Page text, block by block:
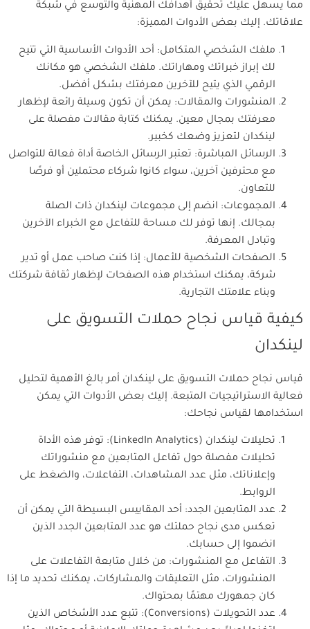
مما يسهل عليك تحقيق أهدافك المهنية والتوسع في شبكة
علاقاتك. إليك بعض الأدوات المميزة:
ملفك الشخصي المتكامل: أحد الأدوات الأساسية التي تتيح
لك إبراز خبراتك ومهاراتك. ملفك الشخصي هو مكانك
الرقمي الذي يتيح للآخرين معرفتك بشكل أفضل.
المنشورات والمقالات: يمكن أن تكون وسيلة رائعة لإظهار
معرفتك بمجال معين. يمكنك كتابة مقالات مفصلة على
لينكدان لتعزيز وضعك كخبير.
الرسائل المباشرة: تعتبر الرسائل الخاصة أداة فعالة للتواصل
مع محترفين آخرين، سواء كانوا شركاء محتملين أو فرصًا
للتعاون.
المجموعات: انضم إلى مجموعات لينكدان ذات الصلة
بمجالك. إنها توفر لك مساحة للتفاعل مع الخبراء الآخرين
وتبادل المعرفة.
الصفحات الشخصية للأعمال: إذا كنت صاحب عمل أو تدير
شركة، يمكنك استخدام هذه الصفحات لإظهار ثقافة شركتك
وبناء علامتك التجارية.
كيفية قياس نجاح حملات التسويق على
لينكدان
قياس نجاح حملات التسويق على لينكدان أمر بالغ الأهمية لتحليل
فعالية الاستراتيجيات المتبعة. إليك بعض الأدوات التي يمكن
استخدامها لقياس نجاحك:
تحليلات لينكدان (LinkedIn Analytics): توفر هذه الأداة
تحليلات مفصلة حول تفاعل المتابعين مع منشوراتك
وإعلاناتك، مثل عدد المشاهدات، التفاعلات، والضغط على
الروابط.
عدد المتابعين الجدد: أحد المقاييس البسيطة التي يمكن أن
تعكس مدى نجاح حملتك هو عدد المتابعين الجدد الذين
انضموا إلى حسابك.
التفاعل مع المنشورات: من خلال متابعة التفاعلات على
المنشورات، مثل التعليقات والمشاركات، يمكنك تحديد ما إذا
كان جمهورك مهتمًا بمحتواك.
عدد التحويلات (Conversions): تتبع عدد الأشخاص الذين